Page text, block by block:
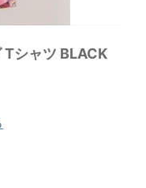
シャツ BLACK